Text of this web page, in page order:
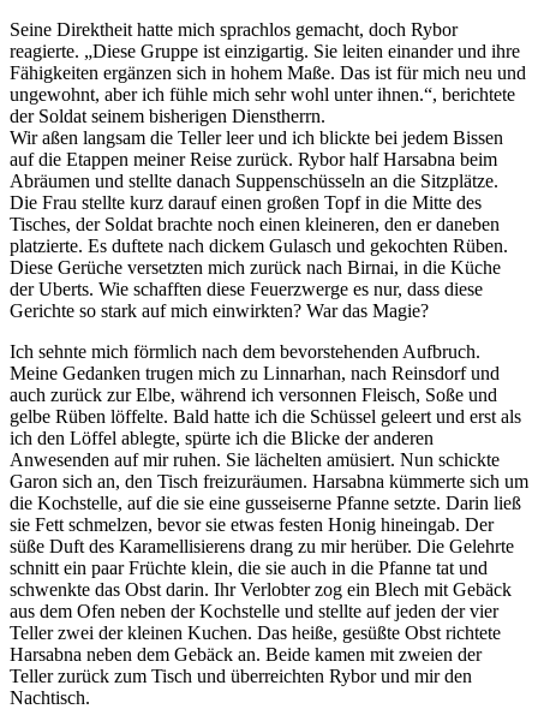
Seine Direktheit hatte mich sprachlos gemacht, doch Rybor
reagierte. „Diese Gruppe ist einzigartig. Sie leiten einander und ihre
Fähigkeiten ergänzen sich in hohem Maße. Das ist für mich neu und
ungewohnt, aber ich fühle mich sehr wohl unter ihnen.“, berichtete
der Soldat seinem bisherigen Dienstherrn.
Wir aßen langsam die Teller leer und ich blickte bei jedem Bissen
auf die Etappen meiner Reise zurück. Rybor half Harsabna beim
Abräumen und stellte danach Suppenschüsseln an die Sitzplätze.
Die Frau stellte kurz darauf einen großen Topf in die Mitte des
Tisches, der Soldat brachte noch einen kleineren, den er daneben
platzierte. Es duftete nach dickem Gulasch und gekochten Rüben.
Diese Gerüche versetzten mich zurück nach Birnai, in die Küche
der Uberts. Wie schafften diese Feuerzwerge es nur, dass diese
Gerichte so stark auf mich einwirkten? War das Magie?
Ich sehnte mich förmlich nach dem bevorstehenden Aufbruch.
Meine Gedanken trugen mich zu Linnarhan, nach Reinsdorf und
auch zurück zur Elbe, während ich versonnen Fleisch, Soße und
gelbe Rüben löffelte. Bald hatte ich die Schüssel geleert und erst als
ich den Löffel ablegte, spürte ich die Blicke der anderen
Anwesenden auf mir ruhen. Sie lächelten amüsiert. Nun schickte
Garon sich an, den Tisch freizuräumen. Harsabna kümmerte sich um
die Kochstelle, auf die sie eine gusseiserne Pfanne setzte. Darin ließ
sie Fett schmelzen, bevor sie etwas festen Honig hineingab. Der
süße Duft des Karamellisierens drang zu mir herüber. Die Gelehrte
schnitt ein paar Früchte klein, die sie auch in die Pfanne tat und
schwenkte das Obst darin. Ihr Verlobter zog ein Blech mit Gebäck
aus dem Ofen neben der Kochstelle und stellte auf jeden der vier
Teller zwei der kleinen Kuchen. Das heiße, gesüßte Obst richtete
Harsabna neben dem Gebäck an. Beide kamen mit zweien der
Teller zurück zum Tisch und überreichten Rybor und mir den
Nachtisch.